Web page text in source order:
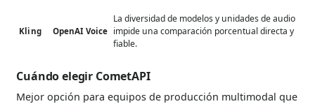
Kling OpenAI Voice
La diversidad de modelos y unidades de audio
impide una comparación porcentual directa y
fiable.
Cuándo elegir CometAPI
Mejor opción para equipos de producción multimodal que